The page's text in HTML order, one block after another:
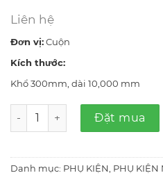
Liên hệ
Đơn vị:Cuộn
Kích thước:
Khổ 300mm, dài 10,000 mm
Băng dán Onduband số lượng
Đặt mua
Danh mục: PHỤ KIỆN, PHỤ KIỆN